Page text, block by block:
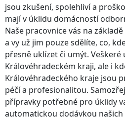
jsou zkušení, spolehliví a
mají v úklidu domácností
Naše pracovnice vás na
a vy už jim pouze sdělíte, co,
přesně uklízet či umýt.
Královéhradeckém kraji, ale i
Královéhradeckého kraje jsou
péčí a profesionalitou.
přípravky potřebné pro úklidy
automatickou dodávkou našich